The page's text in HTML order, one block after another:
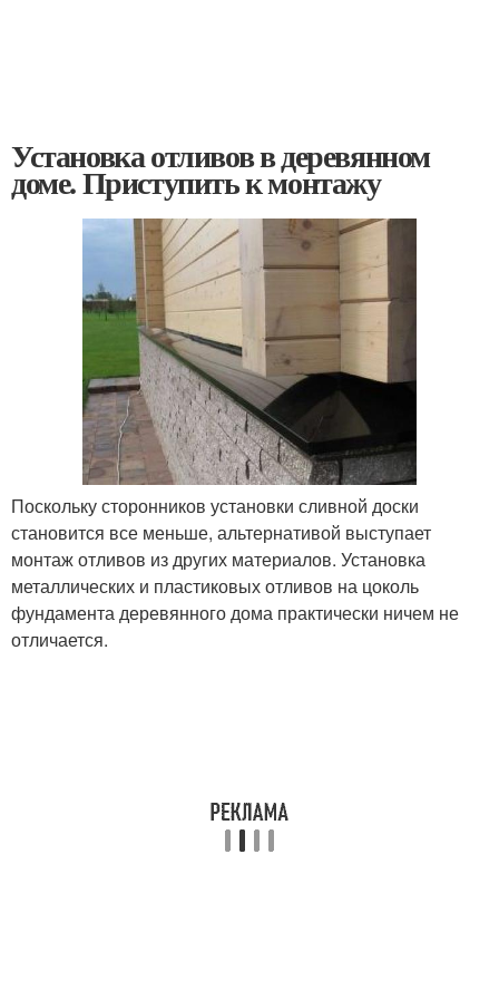
Установка отливов в деревянном
доме. Приступить к монтажу
Поскольку сторонников установки сливной доски
становится все меньше, альтернативой выступает
монтаж отливов из других материалов. Установка
металлических и пластиковых отливов на цоколь
фундамента деревянного дома практически ничем не
отличается.